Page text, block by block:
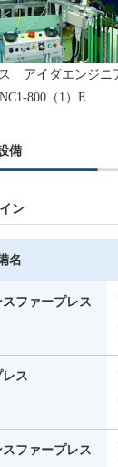
アイダエンジニ
NC1-800（1）E
備
ン
名
ファープレス
ス
ファープレス